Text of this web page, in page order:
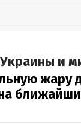
и
жару